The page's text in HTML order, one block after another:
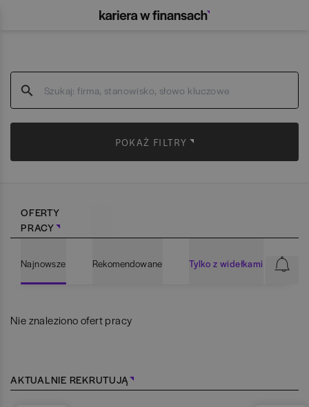
POKAŻ FILTRY
OFERTY
PRACY
Najnowsze Rekomendowane Tylko z widełkami
Nie znaleziono ofert pracy
AKTUALNIE REKRUTUJĄ